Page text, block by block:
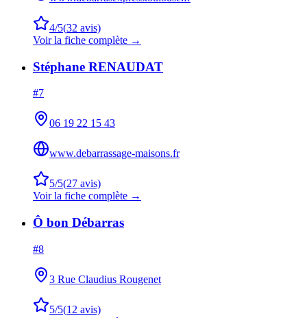
4/5(32 avis)
Voir la fiche complète →
Stéphane RENAUDAT
#7
06 19 22 15 43
www.debarrassage-maisons.fr
5/5(27 avis)
Voir la fiche complète →
Ô bon Débarras
#8
3 Rue Claudius Rougenet
5/5(12 avis)